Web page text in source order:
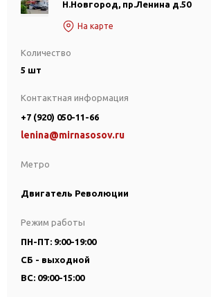
Н.Новгород, пр.Ленина д.50
На карте
Количество
5 шт
Метро
Двигатель Революции
Контактная информация
+7 (920) 050-11-66
lenina@mirnasosov.ru
Режим работы
ПН-ПТ: 9:00-19:00
СБ - выходной
ВС: 09:00-15:00